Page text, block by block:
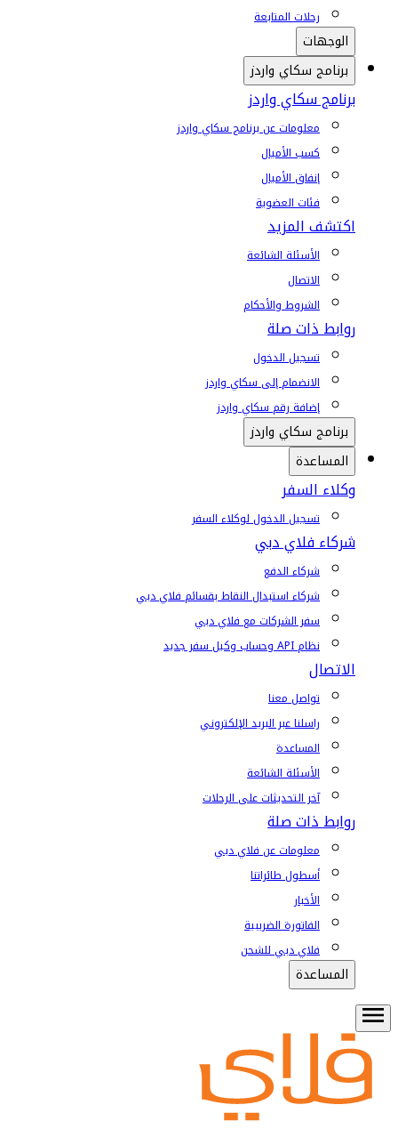
رحلات المتابعة
الوجهات
برنامج سكاي واردز
برنامج سكاي واردز
معلومات عن برنامج سكاي واردز
كسب الأميال
إنفاق الأميال
فئات العضوية
اكتشف المزيد
الأسئلة الشائعة
الاتصال
الشروط والأحكام
روابط ذات صلة
تسجيل الدخول
الانضمام إلى سكاي واردز
إضافة رقم سكاي واردز
برنامج سكاي واردز
المساعدة
وكلاء السفر
تسجيل الدخول لوكلاء السفر
شركاء فلاي دبي
شركاء الدفع
شركاء استبدال النقاط بقسائم فلاي دبي
سفر الشركات مع فلاي دبي
نظام API وحساب وكيل سفر جديد
الاتصال
تواصل معنا
راسلنا عبر البريد الإلكتروني
المساعدة
الأسئلة الشائعة
آخر التحديثات على الرحلات
روابط ذات صلة
معلومات عن فلاي دبي
أسطول طائراتنا
الأخبار
الفاتورة الضريبية
فلاي دبي للشحن
المساعدة